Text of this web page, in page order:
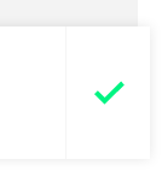
低延遲快閃記
為記憶體擴充